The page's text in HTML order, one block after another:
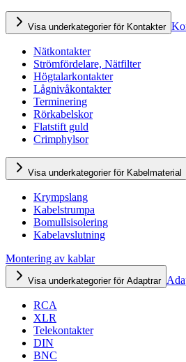
Visa underkategorier för Kontakter
Nätkontakter
Strömfördelare, Nätfilter
Högtalarkontakter
Lågnivåkontakter
Terminering
Rörkabelskor
Flatstift guld
Crimphylsor
Visa underkategorier för Kabelmaterial
Krympslang
Kabelstrumpa
Bomullsisolering
Kabelavslutning
Montering av kablar
Visa underkategorier för Adaptrar
RCA
XLR
Telekontakter
DIN
BNC